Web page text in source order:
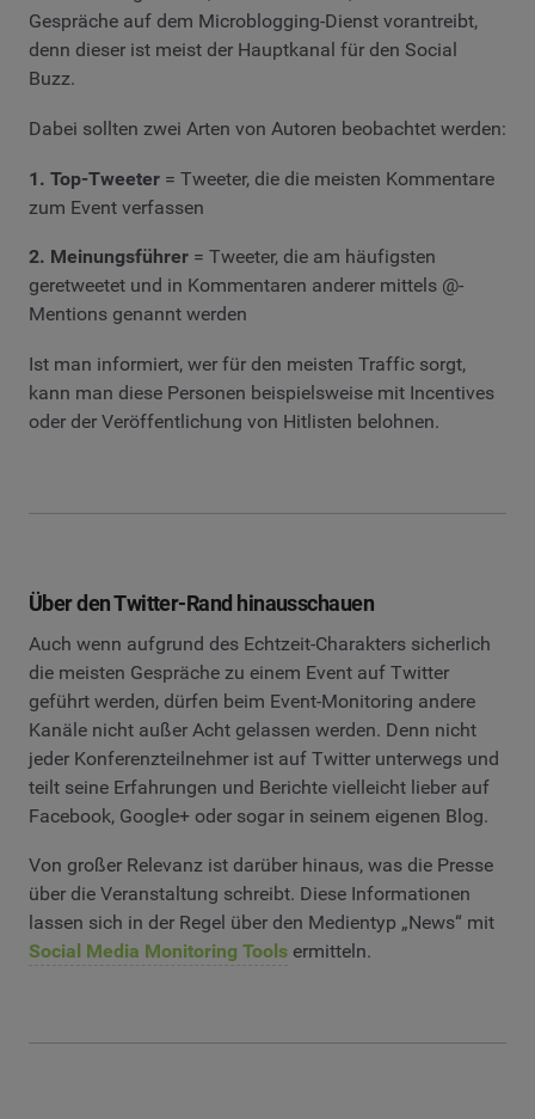
Gespräche auf dem Microblogging-Dienst vorantreibt,
denn dieser ist meist der Hauptkanal für den Social
Buzz.
Dabei sollten zwei Arten von Autoren beobachtet werden:
1. Top-Tweeter = Tweeter, die die meisten Kommentare
zum Event verfassen
2. Meinungsführer = Tweeter, die am häufigsten
geretweetet und in Kommentaren anderer mittels @-
Mentions genannt werden
Ist man informiert, wer für den meisten Traffic sorgt,
kann man diese Personen beispielsweise mit Incentives
oder der Veröffentlichung von Hitlisten belohnen.
Über den Twitter-Rand hinausschauen
Auch wenn aufgrund des Echtzeit-Charakters sicherlich
die meisten Gespräche zu einem Event auf Twitter
geführt werden, dürfen beim Event-Monitoring andere
Kanäle nicht außer Acht gelassen werden. Denn nicht
jeder Konferenzteilnehmer ist auf Twitter unterwegs und
teilt seine Erfahrungen und Berichte vielleicht lieber auf
Facebook, Google+ oder sogar in seinem eigenen Blog.
Von großer Relevanz ist darüber hinaus, was die Presse
über die Veranstaltung schreibt. Diese Informationen
lassen sich in der Regel über den Medientyp „News“ mit
Social Media Monitoring Tools ermitteln.